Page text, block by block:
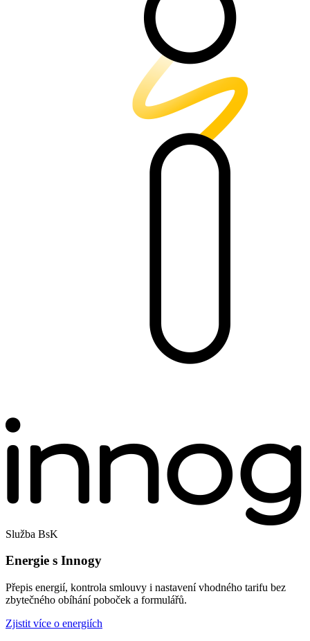
Služba BsK
Energie s Innogy
Přepis energií, kontrola smlouvy i nastavení vhodného tarifu bez
zbytečného obíhání poboček a formulářů.
Zjistit více o energiích